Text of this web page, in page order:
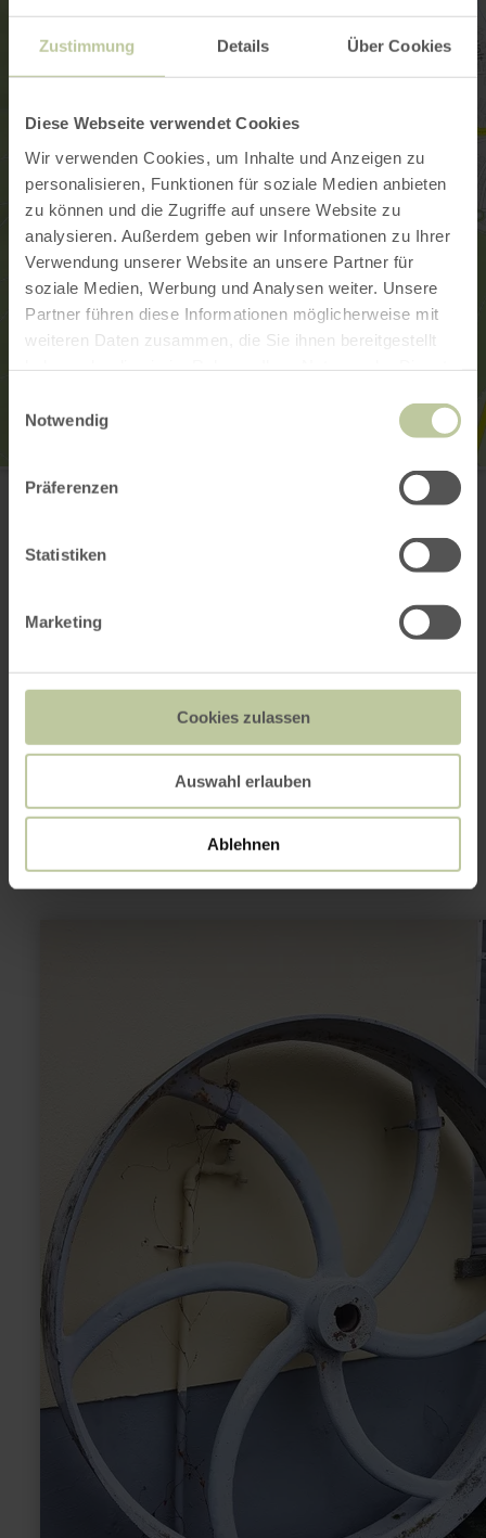
Zustimmung Details Über Cookies
Diese Webseite verwendet Cookies
Wir verwenden Cookies, um Inhalte und Anzeigen zu
personalisieren, Funktionen für soziale Medien anbieten
zu können und die Zugriffe auf unsere Website zu
analysieren. Außerdem geben wir Informationen zu Ihrer
Verwendung unserer Website an unsere Partner für
soziale Medien, Werbung und Analysen weiter. Unsere
Partner führen diese Informationen möglicherweise mit
weiteren Daten zusammen, die Sie ihnen bereitgestellt
Notwendig
Präferenzen
Statistiken
Marketing
Cookies zulassen
Auswahl erlauben
Ablehnen
Tourist-Information Kelberg
Dauner Straße 22
E-mail
Aankomst plannen
Dit kan ook
interessant zijn